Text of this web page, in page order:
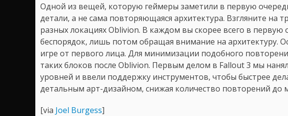
Одной из вещей, которую геймеры заметили в первую
детали, а не сама повторяющаяся архитектура. Взгляните на
разных локациях Oblivion. В каждом вы скорее всего в первую
беспорядок, лишь потом обращая внимание на архитектуру.
игре от первого лица. Для минимизации подобного
таких блоков после Oblivion. Первым делом в Fallout 3 мы
уровней и ввели поддержку инструментов, чтобы быстрее
детальным арт-дизайном, снижая количество повторений до
[via Joel Burgess]